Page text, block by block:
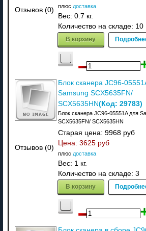
Отзывов (0) плюс доставка
Вес: 0.7 кг.
Количество на складе: 10
В корзину
Отзывов (0)
Блок сканера JC96-
Samsung SCX5635FN/
SCX5635HN(Код: 29783)
Блок сканера JC96-05551A для
SCX5635FN/ SCX5635HN
Старая цена: 9968 руб
Цена: 3625 руб
плюс доставка
Вес: 1 кг.
Количество на складе: 3
В корзину